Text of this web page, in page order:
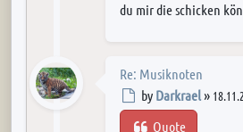
du mir die schicken
Re: Musiknoten
Post
by Darkrael»
Quote